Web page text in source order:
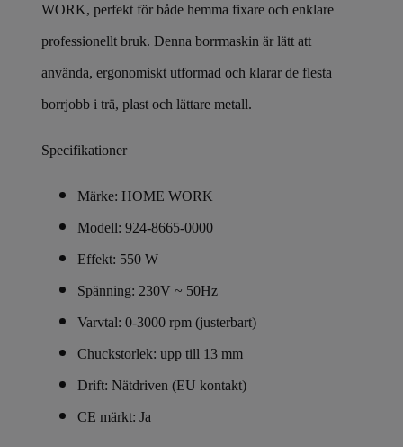
WORK, perfekt för både hemma fixare och enklare
professionellt bruk. Denna borrmaskin är lätt att
använda, ergonomiskt utformad och klarar de flesta
borrjobb i trä, plast och lättare metall.
Specifikationer
Märke: HOME WORK
Modell: 924-8665-0000
Effekt: 550 W
Spänning: 230V ~ 50Hz
Varvtal: 0-3000 rpm (justerbart)
Chuckstorlek: upp till 13 mm
Drift: Nätdriven (EU kontakt)
CE märkt: Ja